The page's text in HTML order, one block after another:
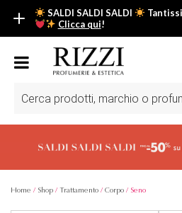
SALDI SALDI SALDI
Clicca qui!
SALDI SALDI SALDI
Fino al -50% su tantissimi prodotti
Scopri tutti i prodotti in super saldo!
prodotti
Home / Shop / Trattamento / Corpo / Seno